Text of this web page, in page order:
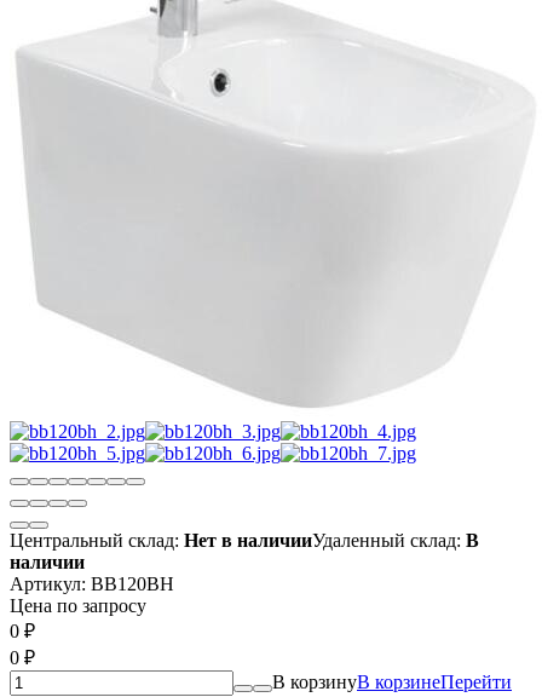
Центральный склад: Нет в наличииУдаленный склад: В
наличии
Артикул: BB120BH
Цена по запросу
0 ₽
0 ₽
В корзинуВ корзинеПерейти